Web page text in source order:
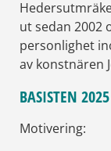
ut sedan 2002
personlighet
av konstnären
BASISTEN
Motivering: